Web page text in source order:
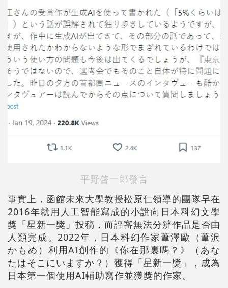
平野啓一郎發言
事實上，函館未來大學教授松原仁領導的團隊早在
2016年就用人工智能寫成的小說向日本科幻文學
獎「星新一獎」投稿，而評審無法分辨作品是否由
人類完成。2022年，日本科幻作家葦澤歐（葦沢
かもめ）利用AI創作的《你在那裏嗎？》（あな
たはそこにいますか？）獲得「星新一獎」，成為
日本第一個使用AI輔助寫作並獲獎的作家。